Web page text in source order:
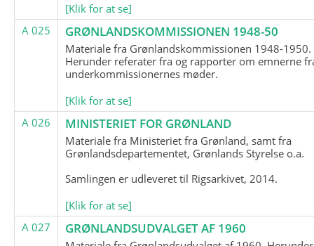
[Klik for at se]
A 025
GRØNLANDSKOMMISSIONEN 1948-50
Materiale fra Grønlandskommissionen 1948-1950.
Herunder referater fra og rapporter om emnerne
underkommissionernes møder.
[Klik for at se]
A 026
MINISTERIET FOR GRØNLAND
Materiale fra Ministeriet fra Grønland, samt fra
Grønlandsdepartementet, Grønlands Styrelse o.a.
Samlingen er udleveret til Rigsarkivet, 2014.
[Klik for at se]
A 027
GRØNLANDSUDVALGET AF 1960